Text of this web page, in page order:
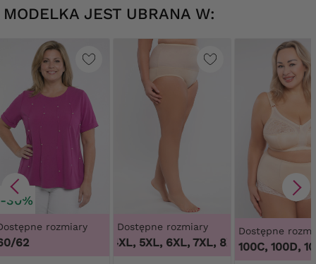
MODELKA JEST UBRANA W:
-30%
rozmiary
62
Dostępne rozmiary
3XL, 4XL, 5XL, 6XL, 7XL, 8XL, 9XL, 3XL,
Dostępne
100B, 100C, 100D,